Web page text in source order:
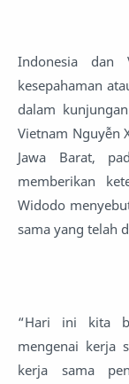
Indonesia dan
kesepahaman
dalam
Vietnam Nguyễn
Jawa Barat,
memberikan
Widodo
sama yang telah
“Hari ini kita
mengenai kerja
kerja sama